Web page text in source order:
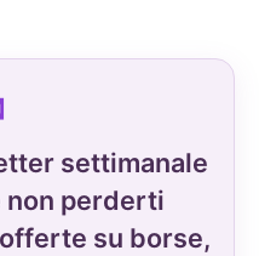
settimanale
non perderti
su borse,